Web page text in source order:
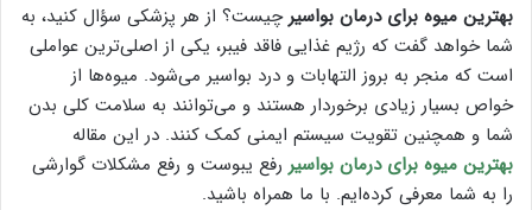
بهترین میوه برای درمان بواسیر چیست؟ از هر پزشکی سؤال کنید، به
شما خواهد گفت که رژیم غذایی فاقد فیبر، یکی از اصلی‌ترین عواملی
است که منجر به بروز التهابات و درد بواسیر می‌شود. میوه‌ها از
خواص بسیار زیادی برخوردار هستند و می‌توانند به سلامت کلی بدن
شما و همچنین تقویت سیستم ایمنی کمک کنند. در این مقاله
بهترین میوه برای درمان بواسیر رفع یبوست و رفع مشکلات گوارشی
را به شما معرفی کرده‌ایم. با ما همراه باشید.